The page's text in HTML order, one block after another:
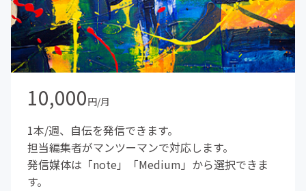
10,000円/月
1本/週、自伝を発信できます。
担当編集者がマンツーマンで対応します。
発信媒体は「note」「Medium」から選択できま
す。